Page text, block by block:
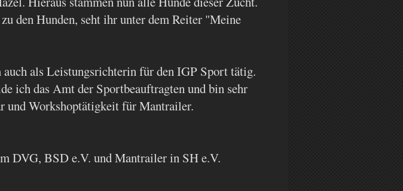
den Hunden, seht ihr unter dem Reiter "Meine
als Leistungsrichterin für den IGP Sport tätig.
ich das Amt der Sportbeauftragten und bin sehr
und Workshoptätigkeit für Mantrailer.
DVG, BSD e.V. und Mantrailer in SH e.V.